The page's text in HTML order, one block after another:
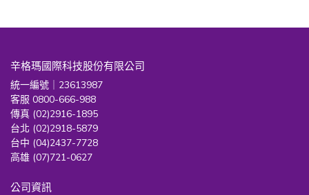
辛格瑪國際科技股份有限公司
統一編號｜23613987
客服 0800-666-988
傳真 (02)2916-1895
台北 (02)2918-5879
台中 (04)2437-7728
高雄 (07)721-0627
公司資訊